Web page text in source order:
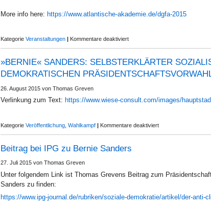
More info here: https://www.atlantische-akademie.de/dgfa-2015
Kategorie Veranstaltungen Kommentare deaktiviertfür
American
Exceptionalism
»BERNIE« SANDERS: SELBSTERKLÄRTER
DEMOKRATISCHEN
26. August 2015 von Thomas Greven
Verlinkung zum Text: https://www.wiese-consult.com/images/
Kategorie Veröffentlichung Wahlkampf | Kommentare deaktiviertfür
DEMOKRATISCHEN
Beitrag bei IPG zu Bernie Sanders
27. Juli 2015 von Thomas Greven
Unter folgendem Link ist Thomas Grevens Beitrag zum
Sanders zu finden:
https://www.ipg-journal.de/rubriken/soziale-demokratie/artikel/der-anti-